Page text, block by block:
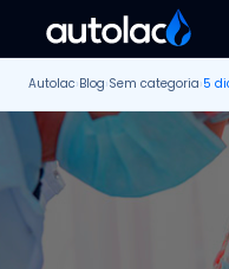
Autolac›Blog›Sem categoria›